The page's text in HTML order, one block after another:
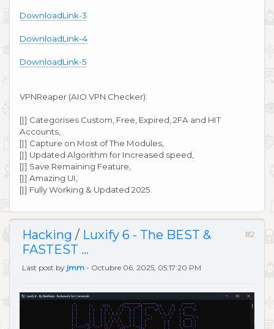
DownloadLink-3
DownloadLink-4
DownloadLink-5
VPNReaper (AIO VPN Checker):
[|] Categorises Custom, Free, Expired, 2FA and HIT
Accounts,
[|] Capture on Most of The Modules,
[|] Updated Algorithm for Increased speed,
[|] Save Remaining Feature,
[|] Amazing UI,
[|] Fully Working & Updated 2025.
#2
Hacking / Luxify 6 - The BEST &
FASTEST ...
Last post by jmm - Octubre 06, 2025, 05:17:20 PM